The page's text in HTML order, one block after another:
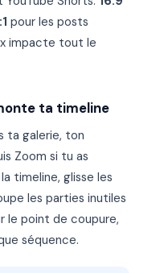
pour les posts
impacte tout le
ta timeline
ta galerie, ton
Zoom si tu as
timeline, glisse les
les parties inutiles
le point de coupure,
séquence.